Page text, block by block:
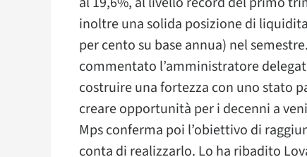
inoltre una solida posizione di
per cento su base annua) nel
commentato l’amministratore
costruire una fortezza con uno stato
creare opportunità per i decenni a
Mps conferma poi l’obiettivo di
conta di realizzarlo. Lo ha ribadito